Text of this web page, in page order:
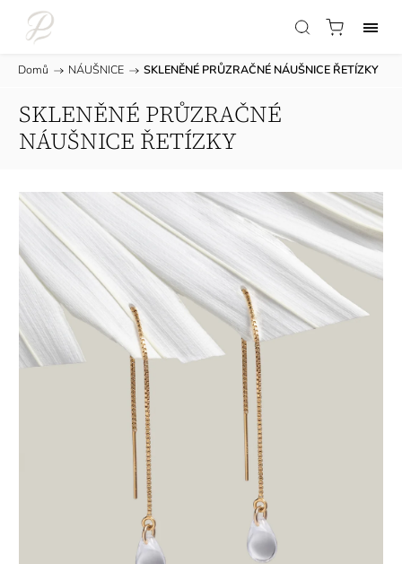
Domů / NÁUŠNICE / SKLENĚNÉ PRŮZRAČNÉ NÁUŠNICE ŘETÍZKY
SKLENĚNÉ PRŮZRAČNÉ
NÁUŠNICE ŘETÍZKY